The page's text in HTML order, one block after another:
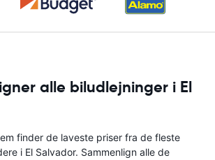
alle biludlejninger i El
finder de laveste priser fra de fleste
i El Salvador. Sammenlign alle de